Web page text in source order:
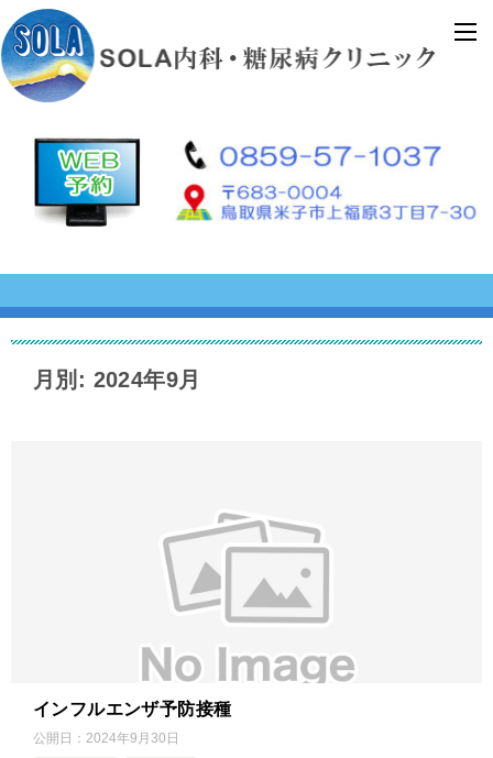
月別: 2024年9月
インフルエンザ予防接種
公開日： 2024年9月30日